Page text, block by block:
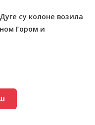
су колоне возила
Гором и